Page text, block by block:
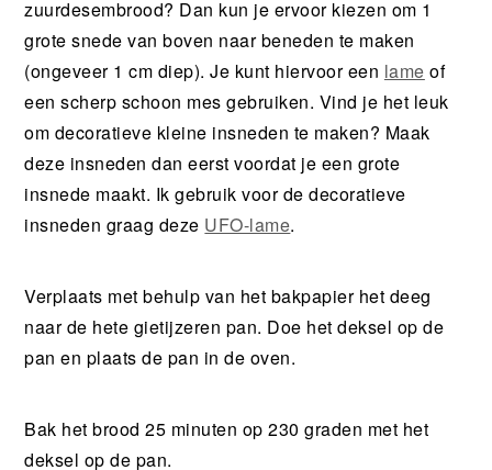
zuurdesembrood? Dan kun je ervoor kiezen om 1
grote snede van boven naar beneden te maken
(ongeveer 1 cm diep). Je kunt hiervoor een lame of
een scherp schoon mes gebruiken. Vind je het leuk
om decoratieve kleine insneden te maken? Maak
deze insneden dan eerst voordat je een grote
insnede maakt. Ik gebruik voor de decoratieve
insneden graag deze UFO-lame.
Verplaats met behulp van het bakpapier het deeg
naar de hete gietijzeren pan. Doe het deksel op de
pan en plaats de pan in de oven.
Bak het brood 25 minuten op 230 graden met het
deksel op de pan.